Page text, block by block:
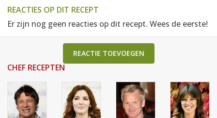
REACTIES OP DIT RECEPT
Er zijn nog geen reacties op dit recept. Wees de eerste!
REACTIE TOEVOEGEN
CHEF RECEPTEN